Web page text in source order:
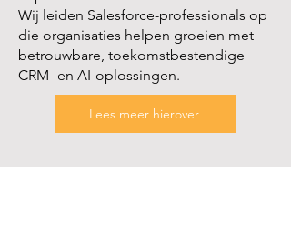
Wij leiden Salesforce-professionals op
die organisaties helpen groeien met
betrouwbare, toekomstbestendige
CRM- en AI-oplossingen.
Lees meer hierover